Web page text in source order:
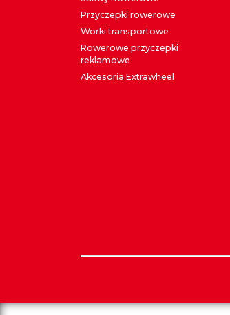
Przyczepki rowerowe
Worki transportowe
Rowerowe przyczepki
reklamowe
Akcesoria Extrawheel